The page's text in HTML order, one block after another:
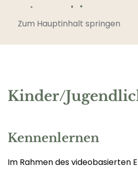
Zum Hauptinhalt springen
Kinder/
Kennenlernen
Im Rahmen des videobasierten